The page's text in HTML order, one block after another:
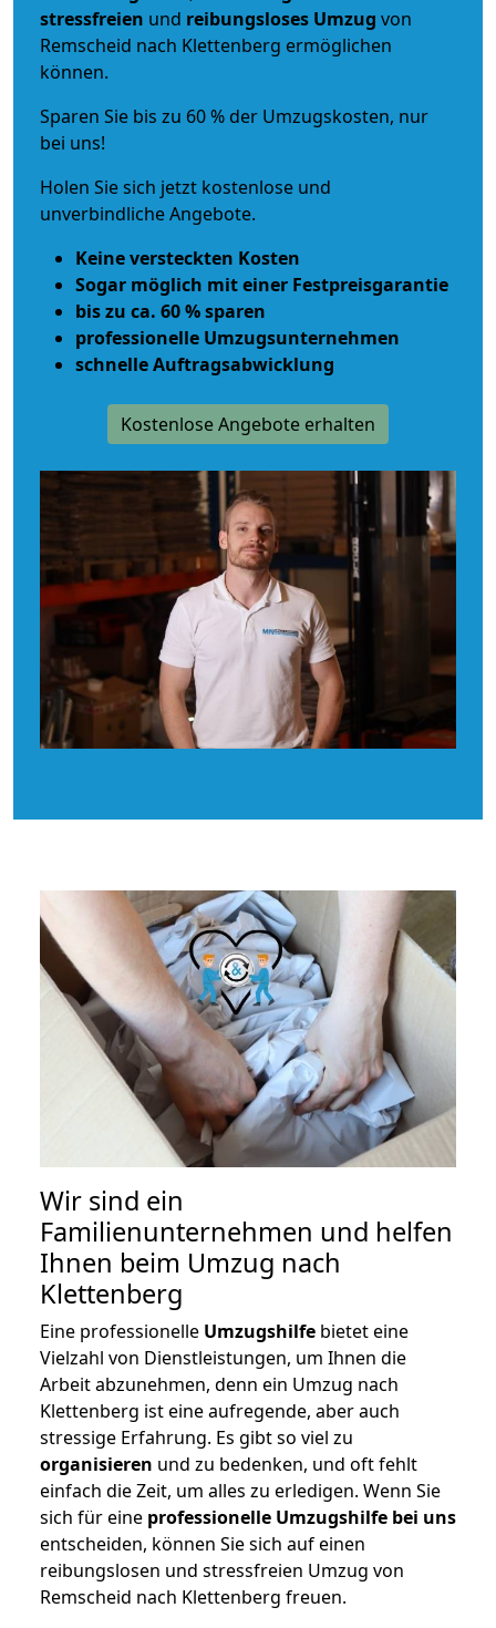
stressfreien und reibungsloses Umzug von
Remscheid nach Klettenberg ermöglichen
können.
Sparen Sie bis zu 60 % der Umzugskosten, nur
bei uns!
Holen Sie sich jetzt kostenlose und
unverbindliche Angebote.
Keine versteckten Kosten
Sogar möglich mit einer Festpreisgarantie
bis zu ca. 60 % sparen
professionelle Umzugsunternehmen
schnelle Auftragsabwicklung
Kostenlose Angebote erhalten
Wir sind ein
Familienunternehmen und helfen
Ihnen beim Umzug nach
Klettenberg
Eine professionelle Umzugshilfe bietet eine
Vielzahl von Dienstleistungen, um Ihnen die
Arbeit abzunehmen, denn ein Umzug nach
Klettenberg ist eine aufregende, aber auch
stressige Erfahrung. Es gibt so viel zu
organisieren und zu bedenken, und oft fehlt
einfach die Zeit, um alles zu erledigen. Wenn Sie
sich für eine professionelle Umzugshilfe bei uns
entscheiden, können Sie sich auf einen
reibungslosen und stressfreien Umzug von
Remscheid nach Klettenberg freuen.